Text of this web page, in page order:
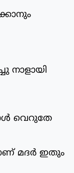
നാളായി
വെറുതേ
മദർ ഇതും